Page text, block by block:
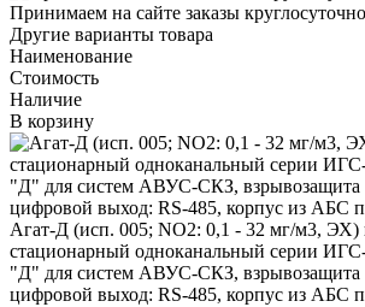
Принимаем на сайте заказы круглосуточно
Другие варианты товара
Наименование
Стоимость
Наличие
В корзину
Агат-Д (исп. 005; NO2: 0,1 - 32 мг/м3, ЭХ)
стационарный одноканальный серии
"Д" для систем АВУС-СКЗ, взрывозащита
цифровой выход: RS-485, корпус из АБС